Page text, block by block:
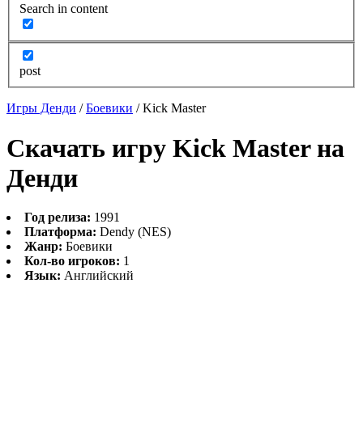
Search in content
post
Игры Денди /Боевики /Kick Master
Скачать игру Kick Master на
Денди
Год релиза: 1991
Платформа: Dendy (NES)
Жанр: Боевики
Кол-во игроков: 1
Язык: Английский